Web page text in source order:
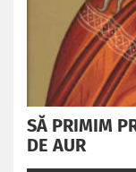
SĂ PRIMIM
DE AUR